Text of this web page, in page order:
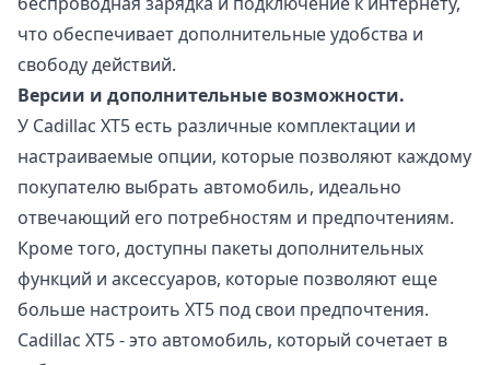
что обеспечивает дополнительные удобства и
свободу действий.
Версии и дополнительные возможности.
У Cadillac XT5 есть различные комплектации и
настраиваемые опции, которые позволяют каждому
покупателю выбрать автомобиль, идеально
отвечающий его потребностям и предпочтениям.
Кроме того, доступны пакеты дополнительных
функций и аксессуаров, которые позволяют еще
больше настроить XT5 под свои предпочтения.
Cadillac XT5 - это автомобиль, который сочетает в